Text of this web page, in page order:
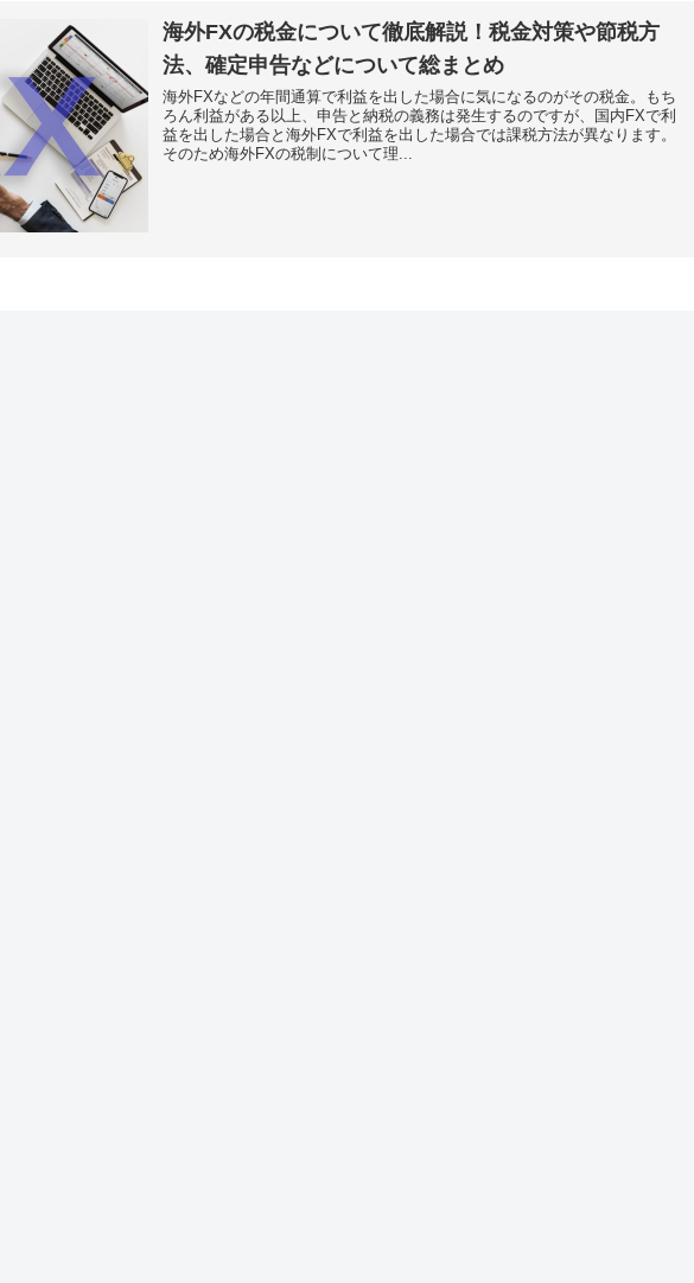
海外FXの税金について徹底解説！税金対策や節税方
法、確定申告などについて総まとめ
海外FXなどの年間通算で利益を出した場合に気になるのがその税金。もち
ろん利益がある以上、申告と納税の義務は発生するのですが、国内FXで利
益を出した場合と海外FXで利益を出した場合では課税方法が異なります。
そのため海外FXの税制について理...